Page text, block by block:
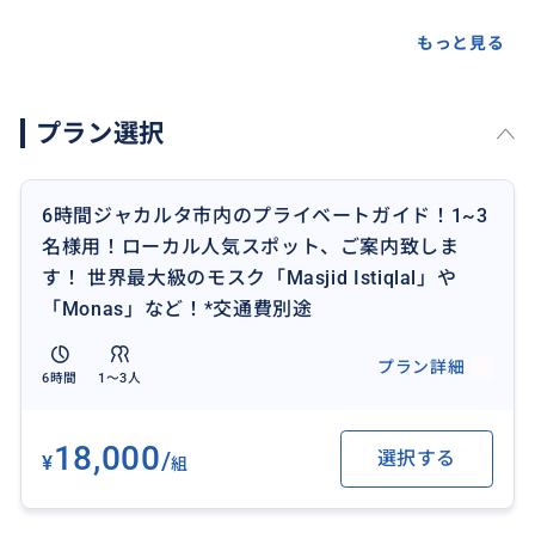
もっと見る
プラン選択
6時間ジャカルタ市内のプライベートガイド！1~3
名様用！ローカル人気スポット、ご案内致しま
す！ 世界最大級のモスク「Masjid Istiqlal」や
「Monas」など！*交通費別途
6時間 1〜3人
プラン詳細
¥18,000/組 選択する